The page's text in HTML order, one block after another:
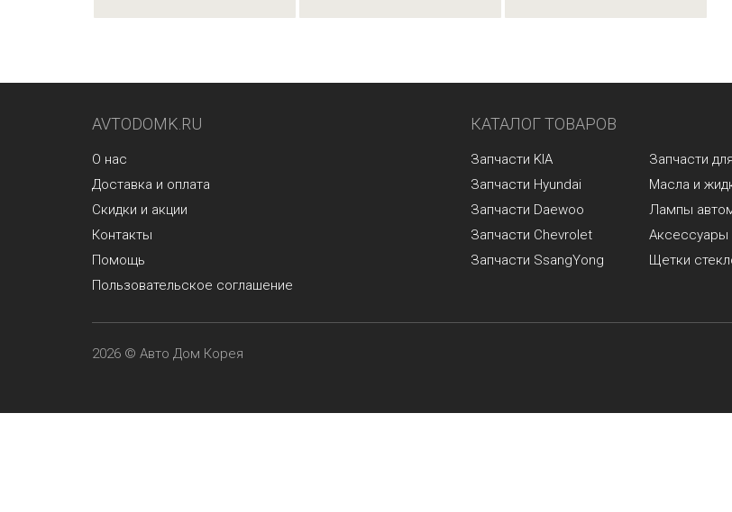
AVTODOMK.RU
О нас
Доставка и оплата
Скидки и акции
Контакты
Помощь
Пользовательское соглашение
КАТАЛОГ ТОВАРОВ
Запчасти KIA
Запчасти Hyundai
Запчасти Daewoo
Запчасти Chevrolet
Запчасти SsangYong
Запчасти
Масла и
Лампы
Аксессуары
Щетки
2026 © Авто Дом Корея